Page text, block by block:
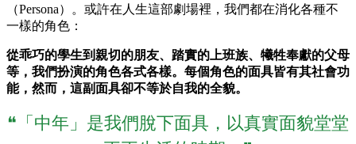
（Persona）。或許在人生這部劇場裡，我們都在消化各種不
一樣的角色：
從乖巧的學生到親切的朋友、踏實的上班族、犧牲奉獻的父母
等，我們扮演的角色各式各樣。每個角色的面具皆有其社會功
能，然而，這副面具卻不等於自我的全貌。
❝「中年」是我們脫下面具，以真實面貌堂堂